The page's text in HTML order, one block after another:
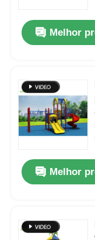
Controle de
Contacte-nos
Notícias
Casos
Desenho do
Melhor
Melhor